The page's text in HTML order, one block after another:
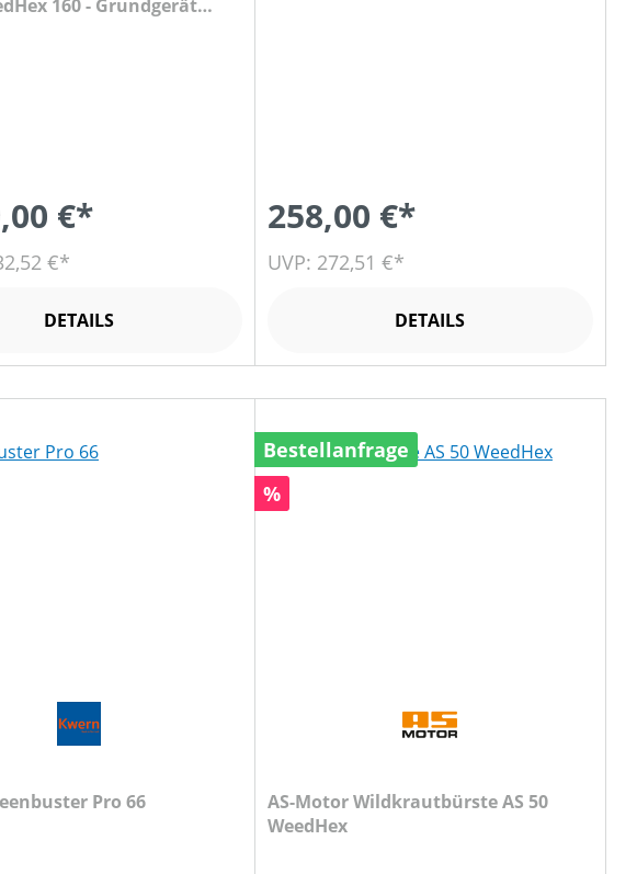
160 - Grundgerät
€*
€*
DETAILS
258,00 €*
UVP: 272,51 €*
DETAILS
Pro 66
Bestellanfrage
Rabatt
%
AS-Motor Wildkrautbürste AS 50
WeedHex